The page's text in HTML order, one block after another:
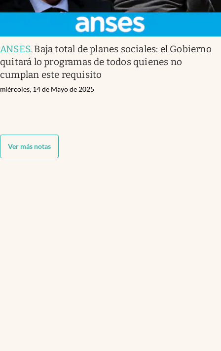
ANSES. Baja total de planes sociales: el Gobierno
quitará lo programas de todos quienes no
cumplan este requisito
miércoles, 14 de Mayo de 2025
Ver más notas